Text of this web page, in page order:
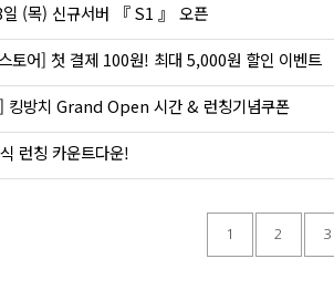
(목) 신규서버 『 S1 』 오픈
토어] 첫 결제 100원! 최대 5,000원 할인 이벤트​​
방치 Grand Open 시간 & 런칭기념쿠폰
런칭 카운트다운!
1 2 3